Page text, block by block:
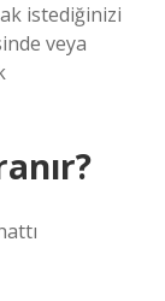
istediğinizi
veya